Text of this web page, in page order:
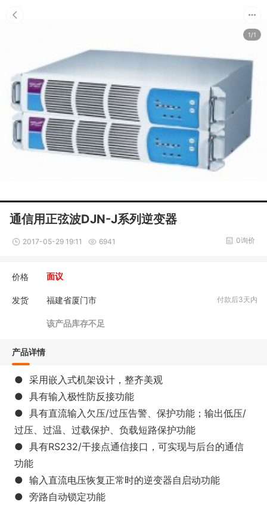
1/1
通信用正弦波DJN-J系列逆变器
2017-05-29 19:11 6941 0询价
价格 面议
发货 福建省厦门市 付款后3天内
该产品库存不足
产品详情
● 采用嵌入式机架设计，整齐美观
● 具有输入极性防反接功能
● 具有直流输入欠压/过压告警、保护功能；输出低压/
过压、过温、过载保护、负载短路保护功能
● 具有RS232/干接点通信接口，可实现与后台的通信
功能
● 输入直流电压恢复正常时的逆变器自启动功能
● 旁路自动锁定功能